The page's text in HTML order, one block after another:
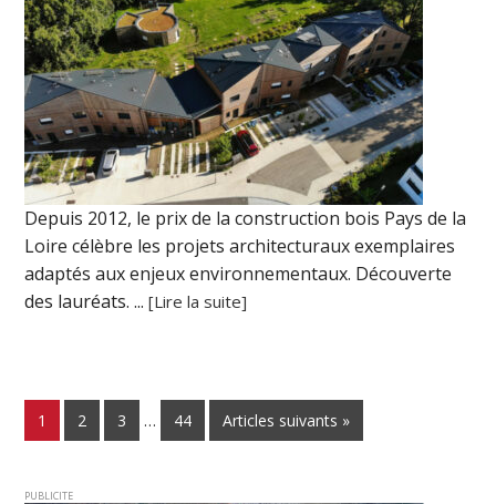
Depuis 2012, le prix de la construction bois Pays de la
Loire célèbre les projets architecturaux exemplaires
adaptés aux enjeux environnementaux. Découverte
des lauréats. ...[Lire la suite]
1 2 3 … 44 Articles suivants »
PUBLICITE